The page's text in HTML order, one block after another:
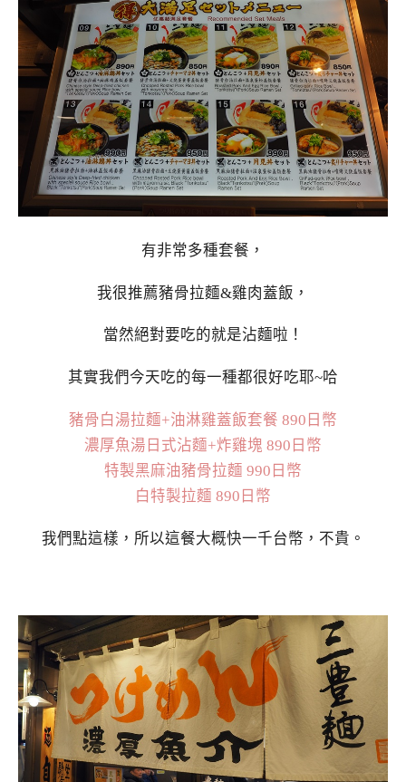
有非常多種套餐，
我很推薦豬骨拉麵&雞肉蓋飯，
當然絕對要吃的就是沾麵啦！
其實我們今天吃的每一種都很好吃耶~哈
豬骨白湯拉麵+油淋雞蓋飯套餐 890日幣
濃厚魚湯日式沾麵+炸雞塊 890日幣
特製黑麻油豬骨拉麵 990日幣
白特製拉麵 890日幣
我們點這樣，所以這餐大概快一千台幣，不貴。